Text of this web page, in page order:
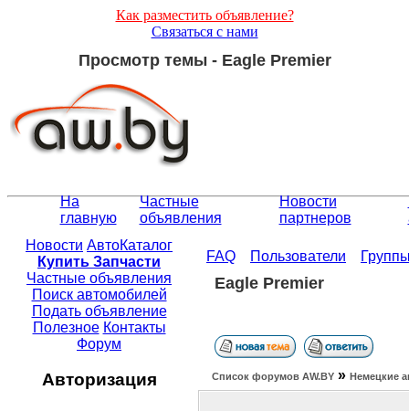
Как разместить объявление?
Связаться с нами
Просмотр темы - Eagle Premier
На
главную
Частные
объявления
Новости
партнеров
Новости АвтоКаталог
Купить Запчасти
Частные объявления
Поиск автомобилей
Подать объявление
Полезное Контакты
Форум
Авторизация
FAQ Пользователи
Eagle Premier
Список форумов АW.BY » Немецкие